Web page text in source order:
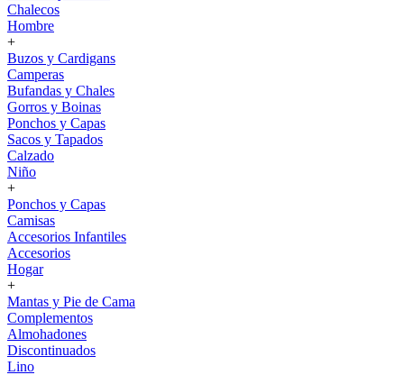
Chalecos
Hombre
+
Buzos y Cardigans
Camperas
Bufandas y Chales
Gorros y Boinas
Ponchos y Capas
Sacos y Tapados
Calzado
Niño
+
Ponchos y Capas
Camisas
Accesorios Infantiles
Accesorios
Hogar
+
Mantas y Pie de Cama
Complementos
Almohadones
Discontinuados
Lino